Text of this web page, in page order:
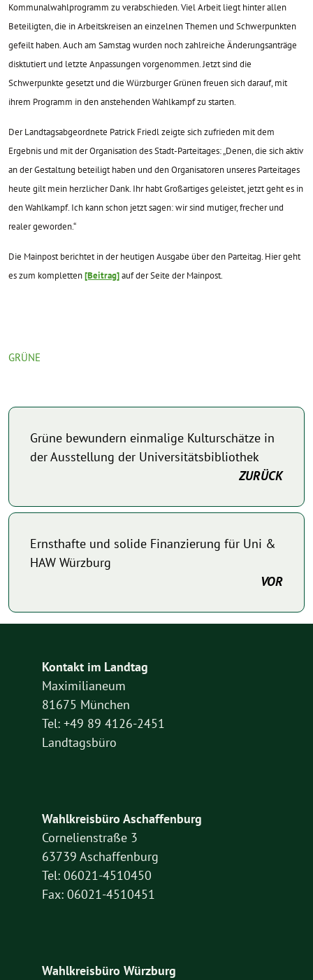
Kommunalwahlprogramm zu verabschieden. Viel Arbeit liegt hinter allen
Beteiligten, die in Arbeitskreisen an einzelnen Themen und Schwerpunkten
gefeilt haben. Auch am Samstag wurden noch zahlreiche Änderungsanträge
disktutiert und letzte Anpassungen vorgenommen. Jetzt sind die
Schwerpunkte gesetzt und die Würzburger Grünen freuen sich darauf, mit
ihrem Programm in den anstehenden Wahlkampf zu starten.
Der Landtagsabgeordnete Patrick Friedl zeigte sich zufrieden mit dem
Ergebnis und mit der Organisation des Stadt-Parteitages: „Denen, die sich aktiv
an der Gestaltung beteiligt haben und den Organisatoren unseres Parteitages
heute gilt mein herzlicher Dank. Ihr habt Großartiges geleistet, jetzt geht es in
den Wahlkampf. Ich kann schon jetzt sagen: wir sind mutiger, frecher und
realer geworden.“
Die Mainpost berichtet in der heutigen Ausgabe über den Parteitag. Hier geht
es zum kompletten[Beitrag]auf der Seite der Mainpost.
GRÜNE
Grüne bewundern einmalige Kulturschätze in
der Ausstellung der Universitätsbibliothek
ZURÜCK
Ernsthafte und solide Finanzierung für Uni &
HAW Würzburg
VOR
Kontakt im Landtag
Maximilianeum
81675 München
Tel: +49 89 4126-2451
Landtagsbüro
Wahlkreisbüro Aschaffenburg
Cornelienstraße 3
63739 Aschaffenburg
Tel: 06021-4510450
Fax: 06021-4510451
Wahlkreisbüro Würzburg